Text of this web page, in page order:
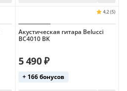
Акустическая гитара Belucci
BC4010 BK
5 490 ₽
+ 166 бонусов